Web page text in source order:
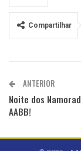
Compartilhar
ANTERIOR
Noite dos
AABB!